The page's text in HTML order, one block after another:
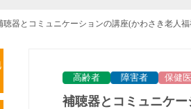
聴器とコミュニケーションの講座(かわさき老人
高齢者 障害者 保健
補聴器とコミュニケ